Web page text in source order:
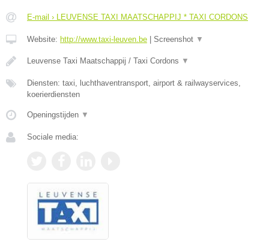
E-mail › LEUVENSE TAXI MAATSCHAPPIJ * TAXI CORDONS
Website: http://www.taxi-leuven.be Screenshot ▼
Leuvense Taxi Maatschappij / Taxi Cordons ▼
Diensten: taxi, luchthaventransport, airport & railwayservices,
koerierdiensten
Openingstijden ▼
Sociale media: